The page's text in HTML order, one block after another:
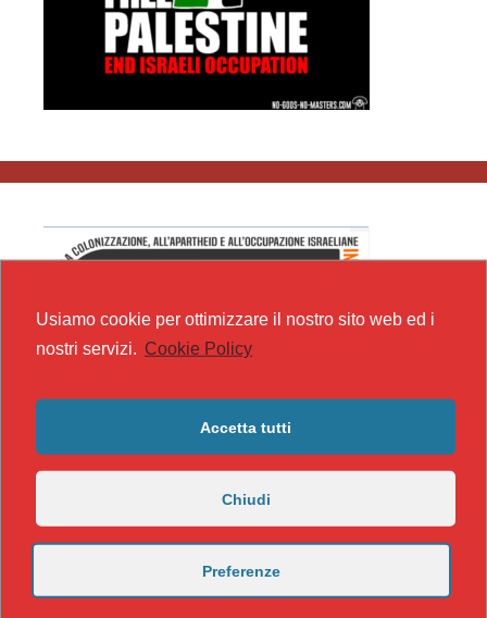
Usiamo cookie per ottimizzare il nostro sito web ed i
nostri servizi. Cookie Policy
Accetta tutti
Chiudi
Preferenze